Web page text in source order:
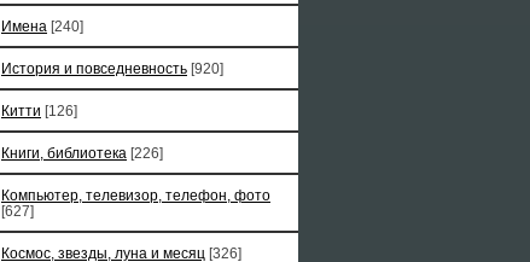
Имена [240]
История и повседневность [920]
Китти [126]
Книги, библиотека [226]
Компьютер, телевизор, телефон, фото
[627]
Космос, звезды, луна и месяц [326]